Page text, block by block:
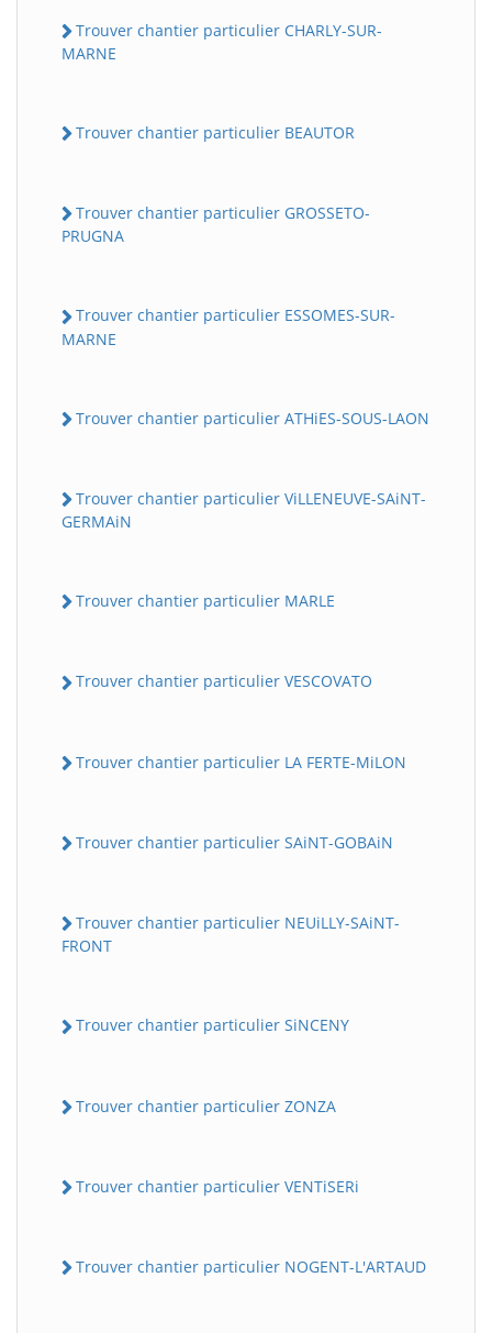
Trouver chantier particulier CHARLY-SUR-
MARNE
Trouver chantier particulier BEAUTOR
Trouver chantier particulier GROSSETO-
PRUGNA
Trouver chantier particulier ESSOMES-SUR-
MARNE
Trouver chantier particulier ATHiES-SOUS-LAON
Trouver chantier particulier ViLLENEUVE-SAiNT-
GERMAiN
Trouver chantier particulier MARLE
Trouver chantier particulier VESCOVATO
Trouver chantier particulier LA FERTE-MiLON
Trouver chantier particulier SAiNT-GOBAiN
Trouver chantier particulier NEUiLLY-SAiNT-
FRONT
Trouver chantier particulier SiNCENY
Trouver chantier particulier ZONZA
Trouver chantier particulier VENTiSERi
Trouver chantier particulier NOGENT-L'ARTAUD